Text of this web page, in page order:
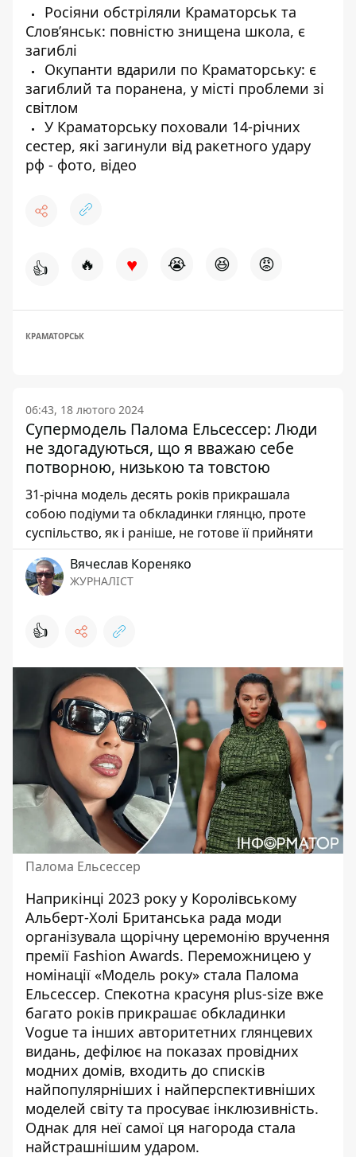
Росіяни обстріляли Краматорськ та
Слов’янськ: повністю знищена школа, є
загиблі
Окупанти вдарили по Краматорську: є
загиблий та поранена, у місті проблеми зі
світлом
У Краматорську поховали 14-річних
сестер, які загинули від ракетного удару
рф - фото, відео
👍 🔥 ♥ 😭 😆 😡
КРАМАТОРСЬК
06:43, 18 лютого 2024
Супермодель Палома Ельсессер: Люди
не здогадуються, що я вважаю себе
потворною, низькою та товстою
31-річна модель десять років прикрашала
собою подіуми та обкладинки глянцю, проте
суспільство, як і раніше, не готове її прийняти
Вячеслав Кореняко
ЖУРНАЛІСТ
👍
Палома Ельсессер
Наприкінці 2023 року у Королівському
Альберт-Холі Британська рада моди
організувала щорічну церемонію вручення
премії Fashion Awards. Переможницею у
номінації «Модель року» стала Палома
Ельсессер. Спекотна красуня plus-size вже
багато років прикрашає обкладинки
Vogue та інших авторитетних глянцевих
видань, дефілює на показах провідних
модних домів, входить до списків
найпопулярніших і найперспективніших
моделей світу та просуває інклюзивність.
Однак для неї самої ця нагорода стала
найстрашнішим ударом.